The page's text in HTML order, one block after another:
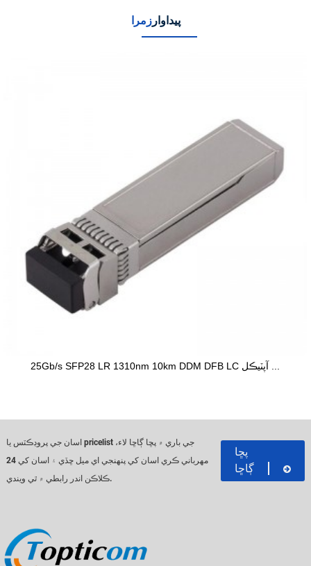
پيداوارزمرا
25Gb/s SFP28 LR 1310nm 10km DDM DFB LC آپٽيڪل ...
اسان جي پروڊڪٽس يا pricelist جي باري ۾ پڇا ڳاڇا لاء،
مهرباني ڪري اسان کي پنهنجي اي ميل ڇڏي ۽ اسان کي 24
ڪلاڪن اندر رابطي ۾ ٿي ويندي.
پڇا
ڳاڇا